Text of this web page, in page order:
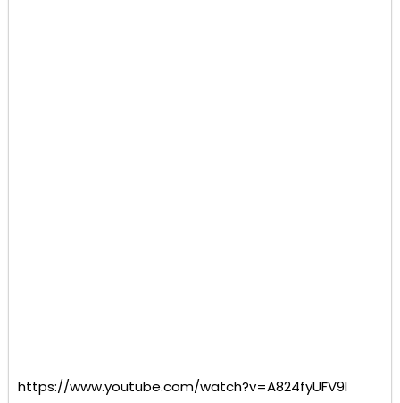
https://www.youtube.com/watch?v=A824fyUFV9I